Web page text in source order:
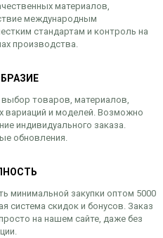
материалов,
международным
стандартам и контроль на
производства.
товаров, материалов,
вариаций и моделей. Возможно
индивидуального заказа.
обновления.
минимальной закупки оптом 5000
система скидок и бонусов. Заказ
на нашем сайте, даже без